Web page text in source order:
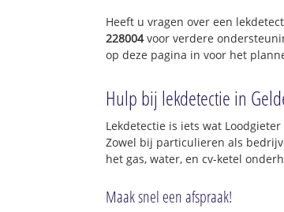
Heeft u vragen over een
228004voor verdere
op deze pagina in voor het
Hulp bij lekdetectie in
Lekdetectie is iets wat
Zowel bij particulieren als
het gas, water, en cv-ketel
Maak snel een afspraak!